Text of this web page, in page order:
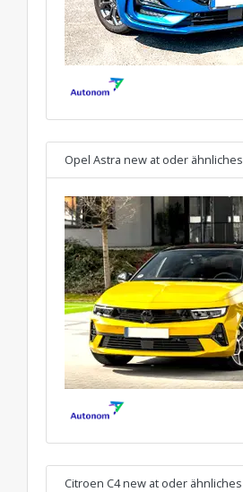
Opel Astra new at oder ähnliches
Citroen C4 new at oder ähnliches